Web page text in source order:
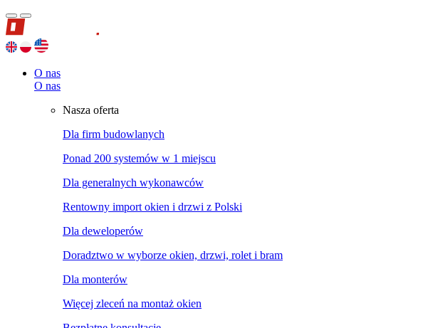
O nas
O nas
Nasza oferta
Dla firm budowlanych
Ponad 200 systemów w 1 miejscu
Dla generalnych wykonawców
Rentowny import okien i drzwi z Polski
Dla deweloperów
Doradztwo w wyborze okien, drzwi, rolet i bram
Dla monterów
Więcej zleceń na montaż okien